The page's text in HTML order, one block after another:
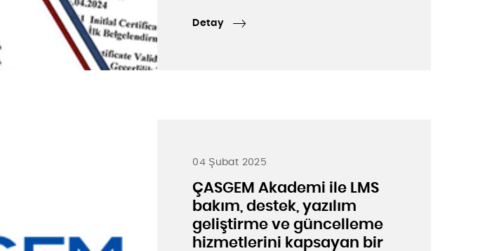
Detay
04 Şubat 2025
ÇASGEM Akademi ile LMS
bakım, destek, yazılım
geliştirme ve güncelleme
hizmetlerini kapsayan bir